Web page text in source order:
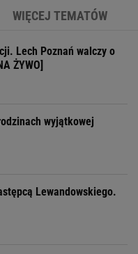
WIĘCEJ TEMATÓW
Lech Poznań walczy o
ŻYWO]
wyjątkowej
Lewandowskiego.